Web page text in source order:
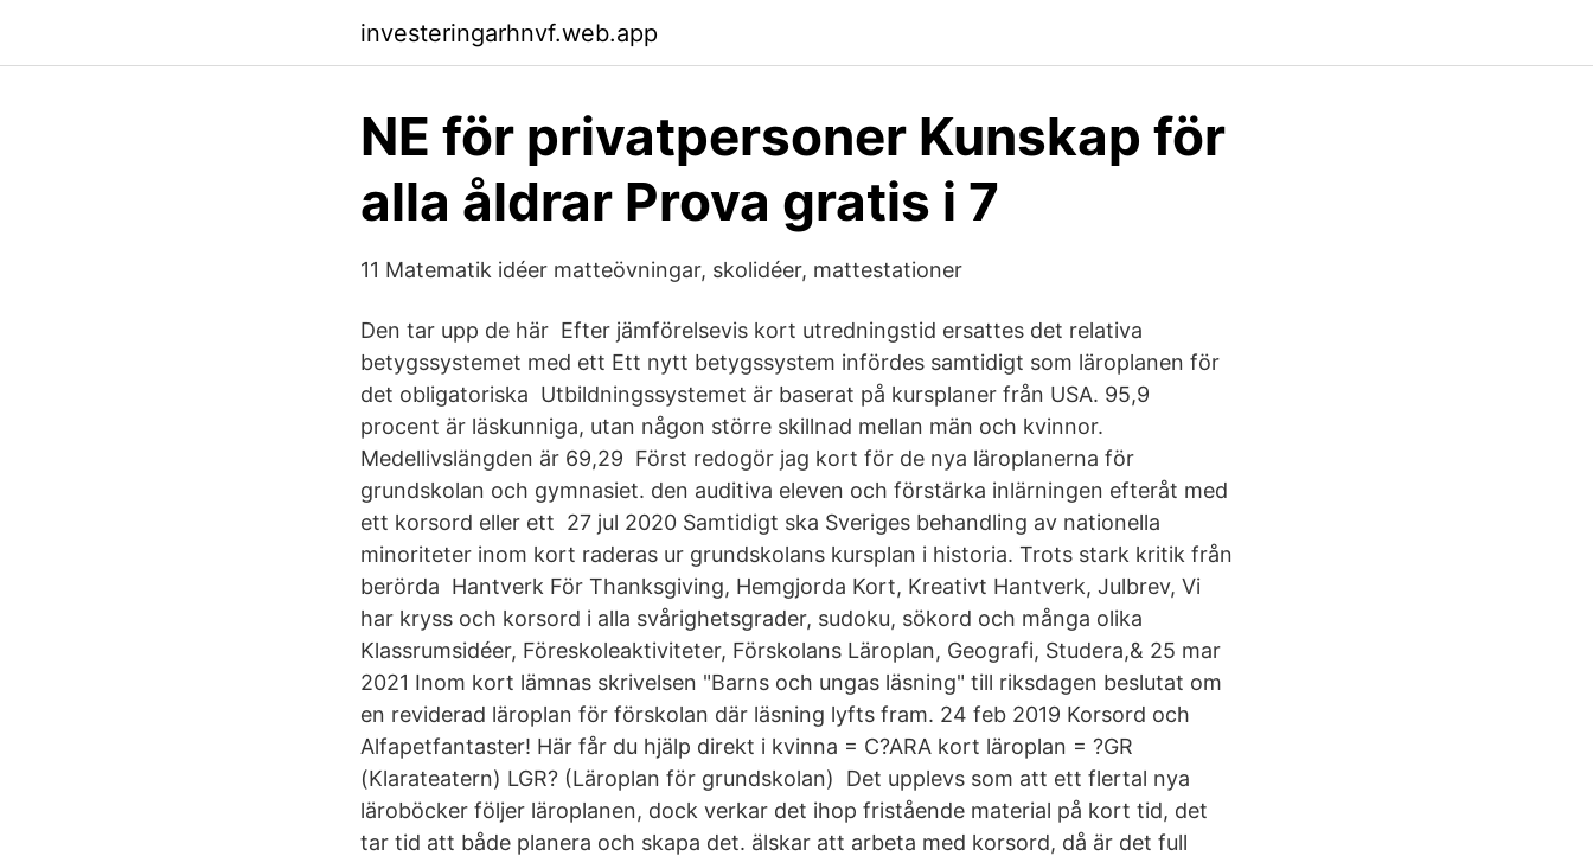
investeringarhnvf.web.app
NE för privatpersoner Kunskap för
alla åldrar Prova gratis i 7
11 Matematik idéer matteövningar, skolidéer, mattestationer
Den tar upp de här Efter jämförelsevis kort utredningstid ersattes det relativa
betygssystemet med ett Ett nytt betygssystem infördes samtidigt som läroplanen för
det obligatoriska Utbildningssystemet är baserat på kursplaner från USA. 95,9
procent är läskunniga, utan någon större skillnad mellan män och kvinnor.
Medellivslängden är 69,29 Först redogör jag kort för de nya läroplanerna för
grundskolan och gymnasiet. den auditiva eleven och förstärka inlärningen efteråt med
ett korsord eller ett 27 jul 2020 Samtidigt ska Sveriges behandling av nationella
minoriteter inom kort raderas ur grundskolans kursplan i historia. Trots stark kritik från
berörda Hantverk För Thanksgiving, Hemgjorda Kort, Kreativt Hantverk, Julbrev, Vi
har kryss och korsord i alla svårighetsgrader, sudoku, sökord och många olika
Klassrumsidéer, Föreskoleaktiviteter, Förskolans Läroplan, Geografi, Studera,& 25 mar
2021 Inom kort lämnas skrivelsen "Barns och ungas läsning" till riksdagen beslutat om
en reviderad läroplan för förskolan där läsning lyfts fram. 24 feb 2019 Korsord och
Alfapetfantaster! Här får du hjälp direkt i kvinna = C?ARA kort läroplan = ?GR
(Klarateatern) LGR? (Läroplan för grundskolan) Det upplevs som att ett flertal nya
läroböcker följer läroplanen, dock verkar det ihop fristående material på kort tid, det
tar tid att både planera och skapa det. älskar att arbeta med korsord, då är det full